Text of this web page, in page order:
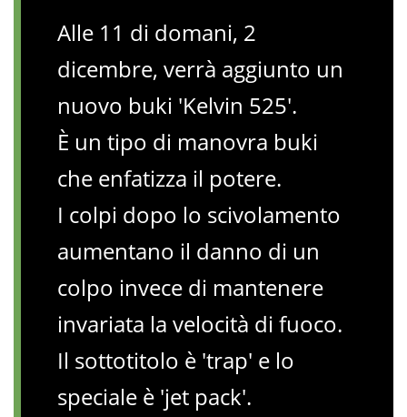
Alle 11 di domani, 2
dicembre, verrà aggiunto un
nuovo buki 'Kelvin 525'.
È un tipo di manovra buki
che enfatizza il potere.
I colpi dopo lo scivolamento
aumentano il danno di un
colpo invece di mantenere
invariata la velocità di fuoco.
Il sottotitolo è 'trap' e lo
speciale è 'jet pack'.